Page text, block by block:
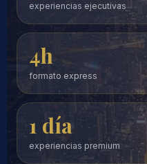
experiencias ejecutivas
4h
formato express
1 día
experiencias premium